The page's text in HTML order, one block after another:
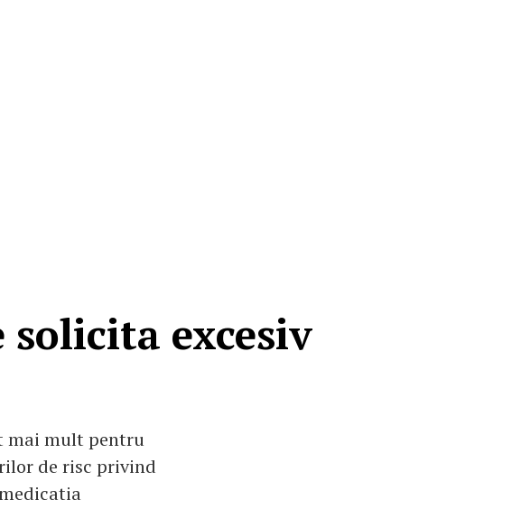
excesiv
mai mult pentru
de risc privind